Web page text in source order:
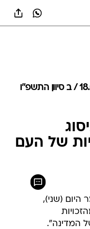
של העם
היום (שני),
המדינה".